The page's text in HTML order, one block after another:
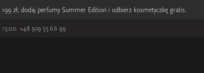
zł, dodaj perfumy Summer Edition i odbierz kosmetyczkę gratis.
+48 509 55 66 99